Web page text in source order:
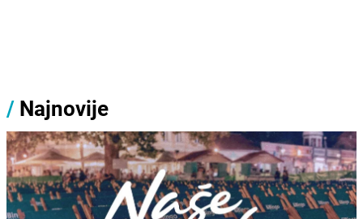
/ Najnovije